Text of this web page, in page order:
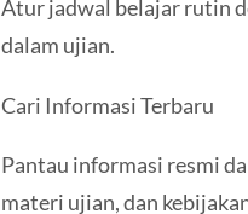
Atur jadwal belajar rutin
dalam ujian.
Cari Informasi Terbaru
Pantau informasi resmi
materi ujian, dan